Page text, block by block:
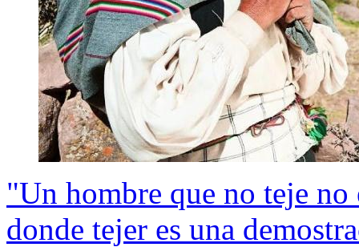
"Un hombre que no teje
donde tejer es una